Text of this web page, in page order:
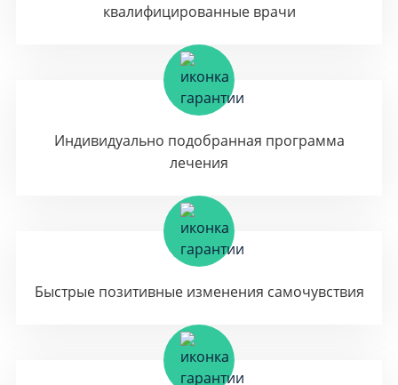
квалифицированные врачи
Индивидуально подобранная программа
лечения
Быстрые позитивные изменения самочувствия